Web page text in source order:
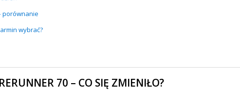
porównanie
wybrać?
70 – CO SIĘ ZMIENIŁO?